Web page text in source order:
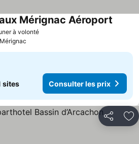
à volonté
Mérignac Aéroport
Mérignac
sites Consulter les prix
Partager